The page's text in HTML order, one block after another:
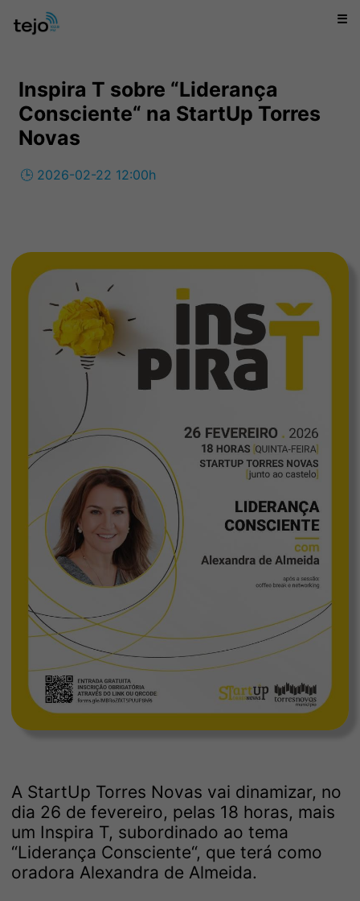
☰
Inspira T sobre “Liderança
Consciente“ na StartUp Torres
Novas
🕒 2026-02-22 12:00h
A StartUp Torres Novas vai dinamizar, no
dia 26 de fevereiro, pelas 18 horas, mais
um Inspira T, subordinado ao tema
“Liderança Consciente“, que terá como
oradora Alexandra de Almeida.